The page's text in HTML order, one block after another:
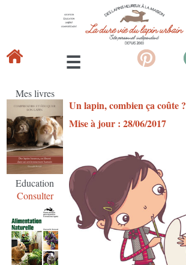
Mes livres
Education
Consulter
Un lapin, combien ça coûte ?
Mise à jour : 28/06/2017